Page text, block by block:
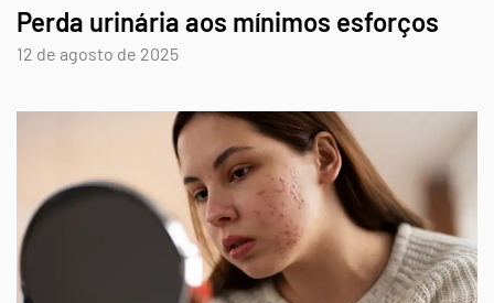
Perda urinária aos mínimos esforços
12 de agosto de 2025